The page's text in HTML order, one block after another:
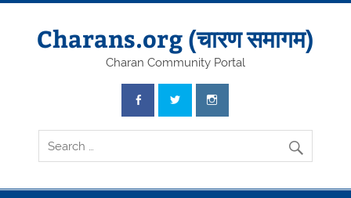
Skip
Charans.org (चारण समागम)
Charan Community Portal